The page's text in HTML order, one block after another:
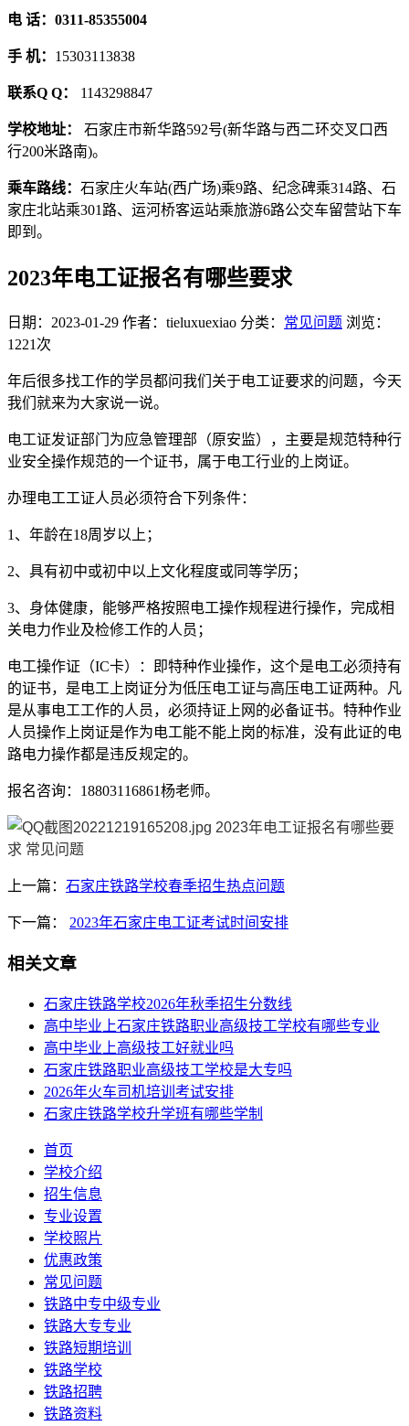
电 话：0311-85355004
手 机： 15303113838
联系Q Q： 1143298847
学校地址： 石家庄市新华路592号(新华路与西二环交叉口西
行200米路南)。
乘车路线： 石家庄火车站(西广场)乘9路、纪念碑乘314路、石
家庄北站乘301路、运河桥客运站乘旅游6路公交车留营站下车
即到。
2023年电工证报名有哪些要求
日期：2023-01-29 作者：tieluxuexiao 分类： 常见问题 浏览：
1221次
年后很多找工作的学员都问我们关于电工证要求的问题，今天
我们就来为大家说一说。
电工证发证部门为应急管理部（原安监），主要是规范特种行
业安全操作规范的一个证书，属于电工行业的上岗证。
办理电工工证人员必须符合下列条件：
1、年龄在18周岁以上；
2、具有初中或初中以上文化程度或同等学历；
3、身体健康，能够严格按照电工操作规程进行操作，完成相
关电力作业及检修工作的人员；
电工操作证（IC卡）：即特种作业操作，这个是电工必须持有
的证书，是电工上岗证分为低压电工证与高压电工证两种。凡
是从事电工工作的人员，必须持证上网的必备证书。特种作业
人员操作上岗证是作为电工能不能上岗的标准，没有此证的电
路电力操作都是违反规定的。
报名咨询：18803116861杨老师。
上一篇： 石家庄铁路学校春季招生热点问题
下一篇： 2023年石家庄电工证考试时间安排
相关文章
石家庄铁路学校2026年秋季招生分数线
高中毕业上石家庄铁路职业高级技工学校有哪些专业
高中毕业上高级技工好就业吗
石家庄铁路职业高级技工学校是大专吗
2026年火车司机培训考试安排
石家庄铁路学校升学班有哪些学制
首页
学校介绍
招生信息
专业设置
学校照片
优惠政策
常见问题
铁路中专中级专业
铁路大专专业
铁路短期培训
铁路学校
铁路招聘
铁路资料